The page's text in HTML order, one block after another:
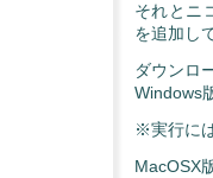
それとニ
を追加し
ダウンロ
Windows
※実行に
MacOSX